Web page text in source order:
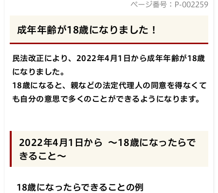
ページ番号：P-002259
成年年齢が18歳になりました！
民法改正により、2022年4月1日から成年年齢が18歳
になりました。
18歳になると、親などの法定代理人の同意を得なくて
も自分の意思で多くのことができるようになります。
2022年4月1日から ～18歳になったらで
きること～
18歳になったらできることの例